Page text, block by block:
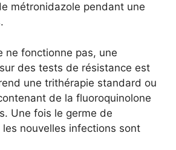
métronidazole pendant une
ne fonctionne pas, une
des tests de résistance est
une trithérapie standard ou
de la fluoroquinolone
Une fois le germe de
les nouvelles infections sont